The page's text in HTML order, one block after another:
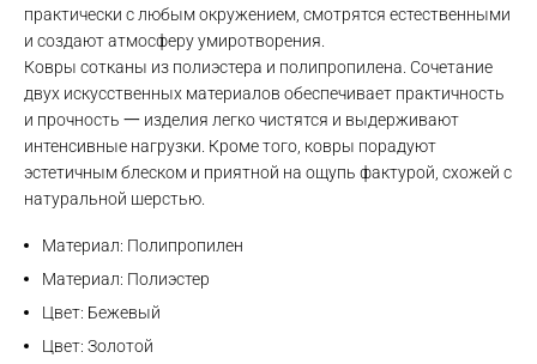
практически с любым окружением, смотрятся естественными
и создают атмосферу умиротворения.
Ковры сотканы из полиэстера и полипропилена. Сочетание
двух искусственных материалов обеспечивает практичность
и прочность 一 изделия легко чистятся и выдерживают
интенсивные нагрузки. Кроме того, ковры порадуют
эстетичным блеском и приятной на ощупь фактурой, схожей с
натуральной шерстью.
Материал: Полипропилен
Материал: Полиэстер
Цвет: Бежевый
Цвет: Золотой